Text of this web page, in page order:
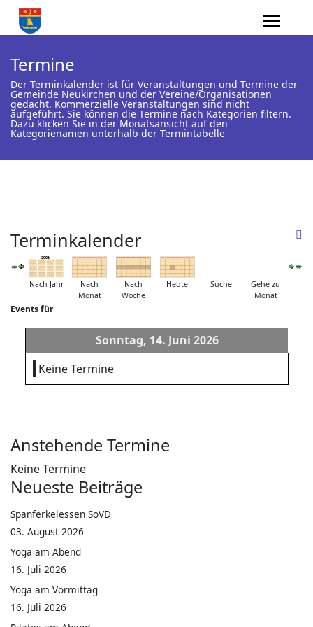
Termine
Der Terminkalender ist für Veranstaltungen und Termine der
Gemeinde Neukirchen und der Vereine/Organisationen
gedacht. Kommerzielle Veranstaltungen sind nicht
aufgeführt. Sie können die Termine nach Kategorien filtern.
Dazu klicken Sie in der Monatsansicht auf den
Kategorienamen unterhalb der Termintabelle
Terminkalender
Nach Jahr
Nach
Monat
Nach
Woche
Heute Suche
Gehe zu
Monat
Events für
Sonntag, 14. Juni 2026
Keine Termine
Anstehende Termine
Keine Termine
Neueste Beiträge
Spanferkelessen SoVD
03. August 2026
Yoga am Abend
16. Juli 2026
Yoga am Vormittag
16. Juli 2026